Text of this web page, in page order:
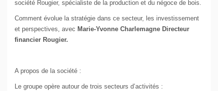
société Rougier, spécialiste de la production et du négoce de bois.
Comment évolue la stratégie dans ce secteur, les investissement
et perspectives, avec Marie-Yvonne Charlemagne Directeur
financier Rougier.
A propos de la société :
Le groupe opère autour de trois secteurs d’activités :